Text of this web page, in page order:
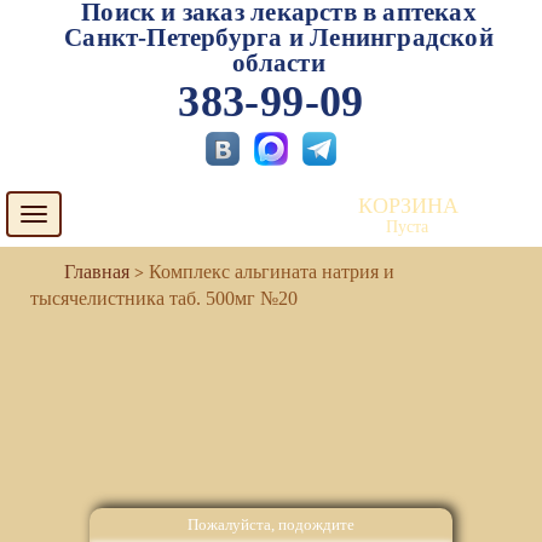
Пожалуйста, подождите
Поиск и заказ лекарств в аптеках
Санкт-Петербурга и Ленинградской
области
383-99-09
Toggle
navigation
КОРЗИНА
Пуста
Комплекс альгината натрия и
тысячелистника таб. 500мг №20